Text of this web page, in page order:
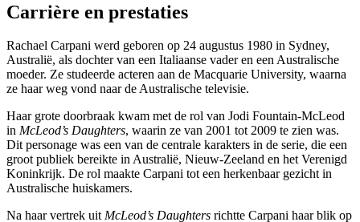
Carrière en prestaties
Rachael Carpani werd geboren op 24 augustus 1980 in Sydney,
Australië, als dochter van een Italiaanse vader en een Australische
moeder. Ze studeerde acteren aan de Macquarie University, waarna
ze haar weg vond naar de Australische televisie.
Haar grote doorbraak kwam met de rol van Jodi Fountain-McLeod
in McLeod’s Daughters, waarin ze van 2001 tot 2009 te zien was.
Dit personage was een van de centrale karakters in de serie, die een
groot publiek bereikte in Australië, Nieuw-Zeeland en het Verenigd
Koninkrijk. De rol maakte Carpani tot een herkenbaar gezicht in
Australische huiskamers.
Na haar vertrek uitMcLeod’s Daughters richtte Carpani haar blik op